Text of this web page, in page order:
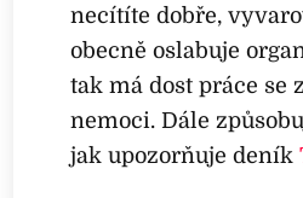
necítíte dobře,
obecně oslabuje
tak má dost práce se
nemoci. Dále
jak upozorňuje deník